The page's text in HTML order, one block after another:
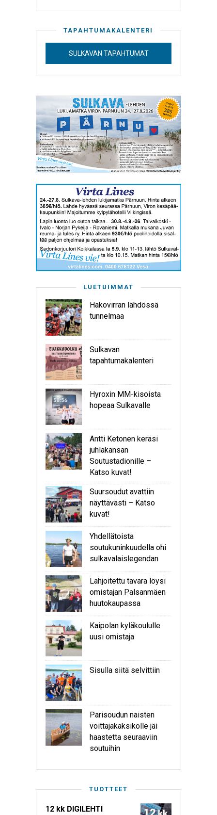
TAPAHTUMAKALENTERI
SULKAVAN TAPAHTUMAT
LUETUIMMAT
Hakovirran lähdössä
tunnelmaa
Sulkavan
tapahtumakalenteri
Hyroxin MM-kisoista
hopeaa Sulkavalle
Antti Ketonen keräsi
juhlakansan
Soutustadionille –
Katso kuvat!
Suursoudut avattiin
näyttävästi – Katso
kuvat!
Yhdellätoista
soutukuninkuudella ohi
sulkavalaislegendan
Lahjoitettu tavara löysi
omistajan Palsanmäen
huutokaupassa
Kaipolan kyläkoululle
uusi omistaja
Sisulla siitä selvittiin
Parisoudun naisten
voittajakaksikolle jäi
haastetta seuraaviin
soutuihin
TUOTTEET
12 kk DIGILEHTI